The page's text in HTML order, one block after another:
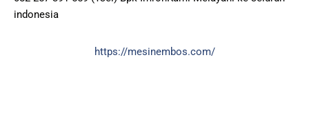
indonesia
https://mesinembos.com/